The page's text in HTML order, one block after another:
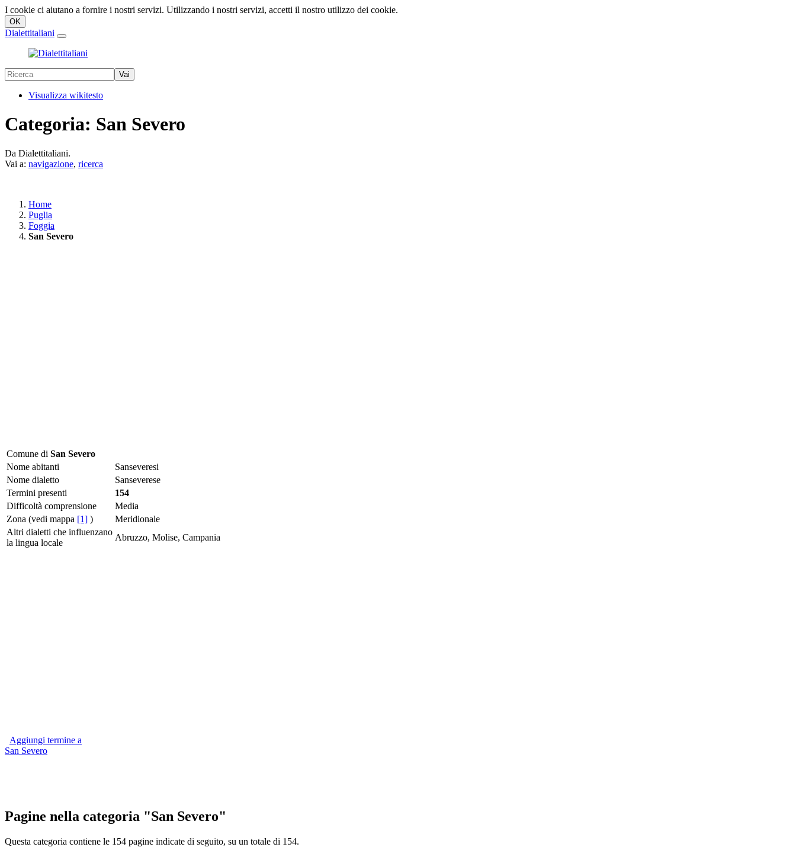
I cookie ci aiutano a fornire i nostri servizi. Utilizzando i nostri servizi, accetti il nostro utilizzo dei cookie.
Dialettitaliani
Visualizza wikitesto
Categoria: San Severo
Da Dialettitaliani.
Vai a: navigazione, ricerca
Home
Puglia
Foggia
San Severo
Comune di San Severo
Nome abitanti
Sanseveresi
Nome dialetto
Sanseverese
Termini presenti
154
Difficoltà comprensione
Media
Zona (vedi mappa [1] )
Meridionale
Altri dialetti che influenzano
la lingua locale
Abruzzo, Molise, Campania
Aggiungi termine a
San Severo
Pagine nella categoria "San Severo"
Questa categoria contiene le 154 pagine indicate di seguito, su un totale di 154.